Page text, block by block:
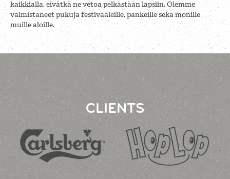
kaikkialla, eivätkä ne vetoa pelkästään lapsiin. Olemme
valmistaneet pukuja festivaaleille, pankeille sekä monille
muille aloille.
CLIENTS